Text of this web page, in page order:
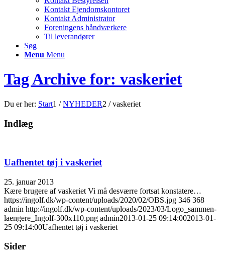
Kontakt Ejendomskontoret
Kontakt Administrator
Foreningens håndværkere
Til leverandører
Søg
Menu Menu
Tag Archive for: vaskeriet
Du er her: Start1 / NYHEDER2 / vaskeriet
Indlæg
Uafhentet tøj i vaskeriet
25. januar 2013
Kære brugere af vaskeriet Vi må desværre fortsat konstatere…
https://ingolf.dk/wp-content/uploads/2020/02/OBS.jpg 346 368
admin http://ingolf.dk/wp-content/uploads/2023/03/Logo_sammen-
laengere_Ingolf-300x110.png admin2013-01-25 09:14:002013-01-
25 09:14:00Uafhentet tøj i vaskeriet
Sider